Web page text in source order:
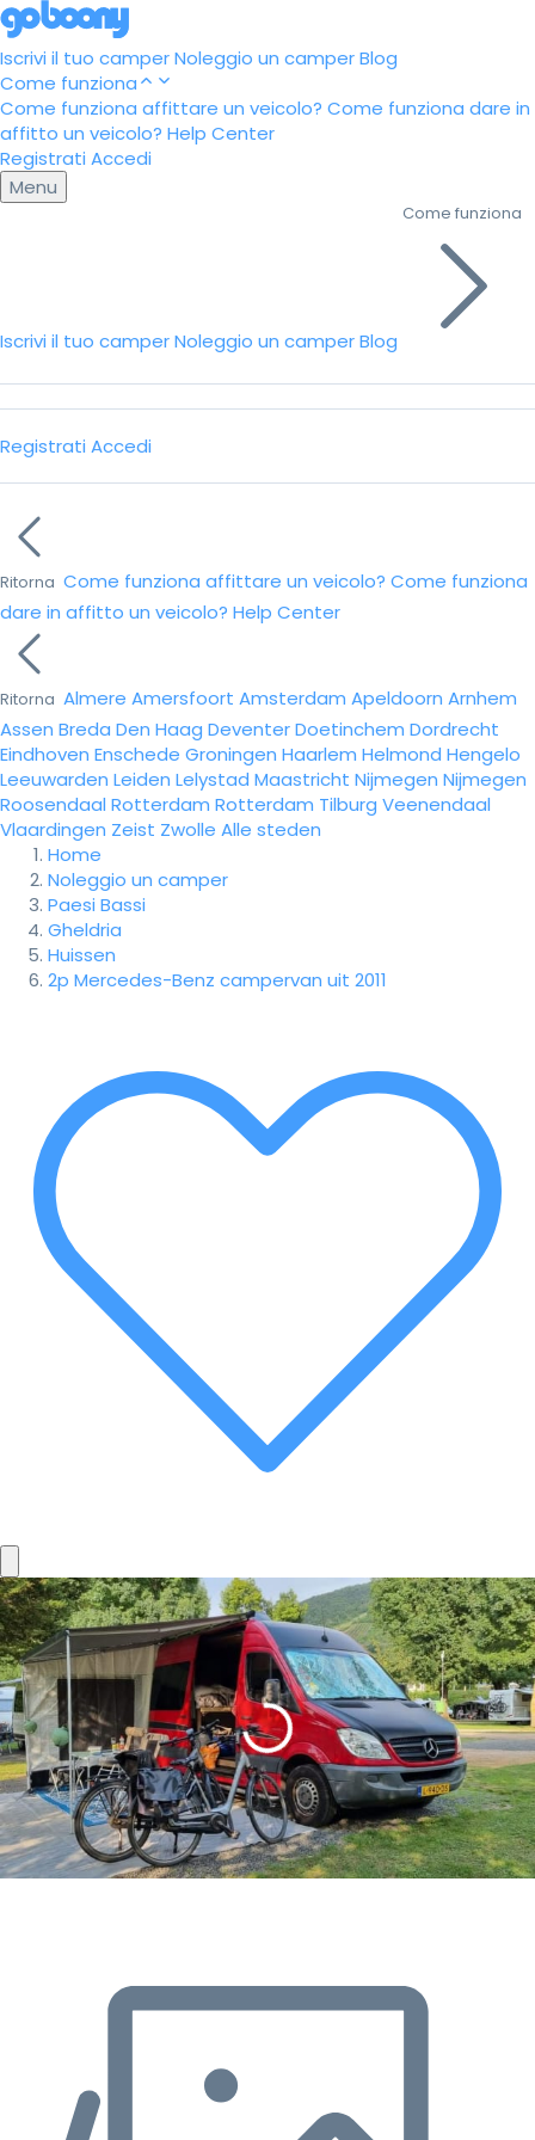
Iscrivi il tuo camperNoleggio un camperBlog
Come funziona
Come funziona affittare un veicolo? Come funziona dare in
affitto un veicolo? Help Center
Registrati Accedi
Menu
Iscrivi il tuo camperNoleggio un camperBlog
Come funziona
Registrati Accedi
Ritorna Come funziona affittare un veicolo? Come funziona
dare in affitto un veicolo? Help Center
Ritorna Almere Amersfoort Amsterdam Apeldoorn Arnhem
Assen Breda Den Haag DeventerDoetinchem Dordrecht
Eindhoven Enschede Groningen Haarlem Helmond Hengelo
Leeuwarden Leiden Lelystad Maastricht Nijmegen Nijmegen
Roosendaal Rotterdam Rotterdam Tilburg Veenendaal
Vlaardingen Zeist Zwolle Alle steden
Home
Noleggio un camper
Paesi Bassi
Gheldria
Huissen
2p Mercedes-Benz campervan uit 2011